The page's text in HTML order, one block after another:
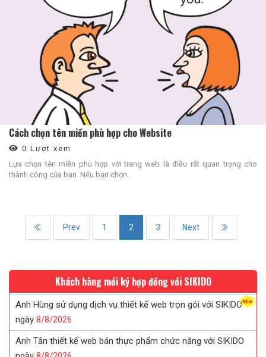
Cách chọn tên miền phù hợp cho Website
0 Lượt xem
Lựa chọn tên miền phù hợp với trang web là điều rất quan trọng cho
thành công của bạn. Nếu bạn chọn...
Prev 1 2 3 Next
Khách hàng mới ký hợp đồng với SIKIDO
Anh Hùng sử dụng dịch vụ thiết kế web trọn gói với SIKIDO
ngày 8/8/2026
Anh Tân thiết kế web bán thực phẩm chức năng với SIKIDO
ngày 8/8/2026